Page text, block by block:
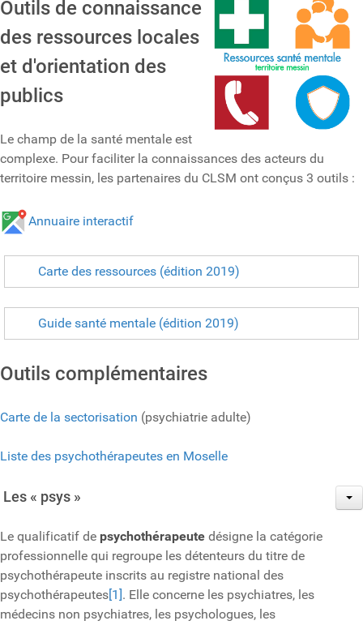
Outils de connaissance
des ressources locales
et d'orientation des
publics
Le champ de la santé mentale est
complexe. Pour faciliter la connaissances des acteurs du
territoire messin, les partenaires du CLSM ont conçus 3 outils :
Annuaire interactif
Carte des ressources (édition 2019)
Guide santé mentale (édition 2019)
Outils complémentaires
Carte de la sectorisation (psychiatrie adulte)
Liste des psychothérapeutes en Moselle
Les « psys »
Le qualificatif de psychothérapeute désigne la catégorie
professionnelle qui regroupe les détenteurs du titre de
psychothérapeute inscrits au registre national des
psychothérapeutes[1] . Elle concerne les psychiatres, les
médecins non psychiatres, les psychologues, les